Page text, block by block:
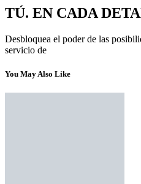
TÚ. EN CADA
Desbloquea el poder de las
servicio de
You May Also Like